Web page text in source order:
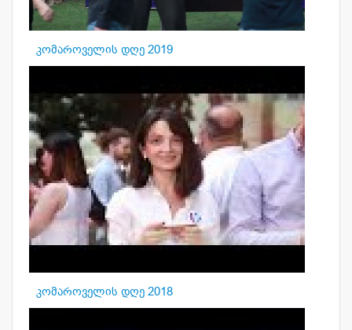
კომაროველის დღე 2019
კომაროველის დღე 2018